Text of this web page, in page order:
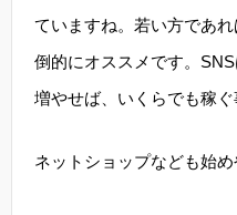
ていますね。若い方であ
倒的にオススメです。
増やせば、いくらでも稼ぐ
ネットショップなども始